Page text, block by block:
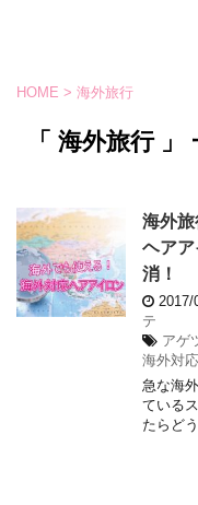
HOME > 海外旅行
「 海外旅行 」
海外
ヘア
消！
2017/
テ
アゲ
海外対応
急な海
ている
たらどう